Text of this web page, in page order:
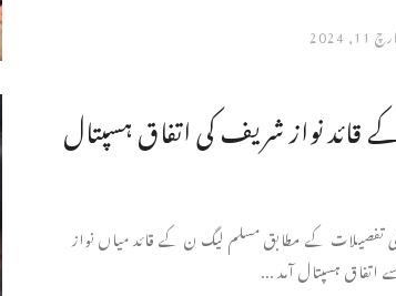
2024
نواز شریف کی اتفاق ہسپتال
تفصیلات کے مطابق مسلم لیگ ن کے قائد میاں نواز
اتفاق ہسپتال آمد ...